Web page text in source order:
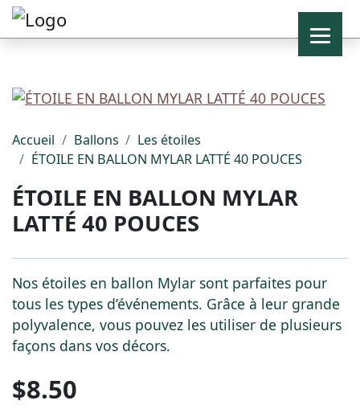
Accueil Ballons
Les étoiles
ÉTOILE EN BALLON MYLAR LATTÉ 40 POUCES
ÉTOILE EN BALLON MYLAR
LATTÉ 40 POUCES
Nos étoiles en ballon Mylar sont parfaites pour
tous les types d’événements. Grâce à leur grande
polyvalence, vous pouvez les utiliser de plusieurs
façons dans vos décors.
$8.50